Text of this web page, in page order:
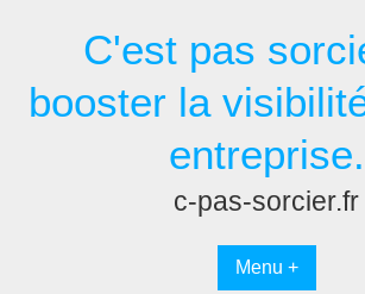
C'est pas
booster la
entreprise.
c-pas-sorcier.fr
Menu +